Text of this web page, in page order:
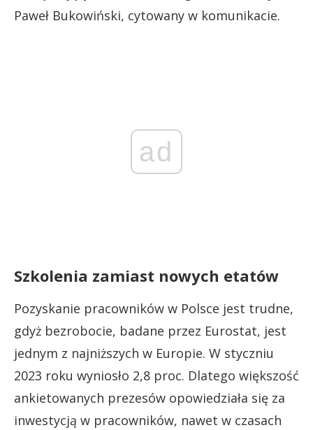
Paweł Bukowiński, cytowany w komunikacie.
ad
Szkolenia zamiast nowych etatów
Pozyskanie pracowników w Polsce jest trudne,
gdyż bezrobocie, badane przez Eurostat, jest
jednym z najniższych w Europie. W styczniu
2023 roku wyniosło 2,8 proc. Dlatego większość
ankietowanych prezesów opowiedziała się za
inwestycją w pracowników, nawet w czasach